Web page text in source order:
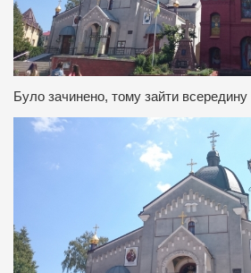
Було зачинено, тому зайти